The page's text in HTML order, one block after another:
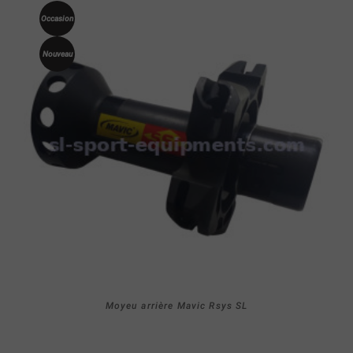
Occasion
Nouveau
Moyeu arrière Mavic Rsys SL